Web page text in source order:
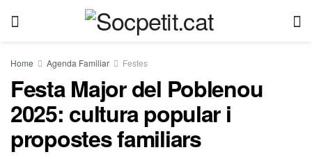
Home Agenda Familiar Festes
Festa Major del Poblenou
2025: cultura popular i
propostes familiars